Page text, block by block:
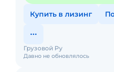
Купить в лизинг
Давно не обновлялось
Грузовой Ру